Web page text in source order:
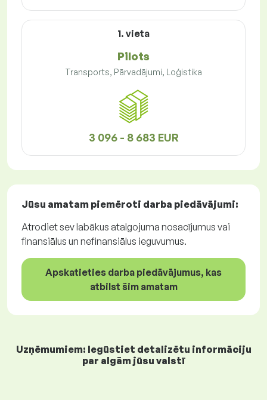
1. vieta
Pilots
Transports, Pārvadājumi, Loģistika
3 096 - 8 683 EUR
Jūsu amatam piemēroti darba piedāvājumi:
Atrodiet sev labākus atalgojuma nosacījumus vai
finansiālus un nefinansiālus ieguvumus.
Apskatieties darba piedāvājumus, kas
atbilst šim amatam
Uzņēmumiem: Iegūstiet detalizētu informāciju
par algām jūsu valstī